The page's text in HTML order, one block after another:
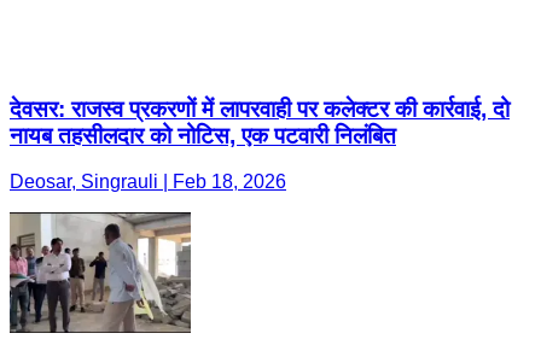
देवसर: राजस्व प्रकरणों में लापरवाही पर कलेक्टर की कार्रवाई, दो
नायब तहसीलदार को नोटिस, एक पटवारी निलंबित
Deosar, Singrauli | Feb 18, 2026